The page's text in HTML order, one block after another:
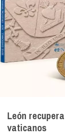
León
vaticanos